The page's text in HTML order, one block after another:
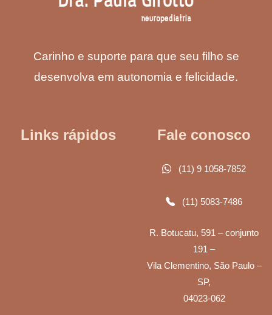
Carinho e suporte para que seu filho se
desenvolva em autonomia e felicidade.
Links rápidos Fale conosco
(11) 9 1058-7852
(11) 5083-7486
R. Botucatu, 591 – conjunto
191 –
Vila Clementino, São Paulo –
SP,
04023-062